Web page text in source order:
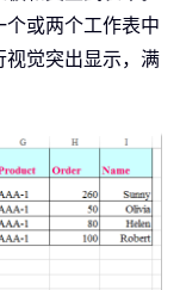
或两个工作表中
视觉突出显示，满